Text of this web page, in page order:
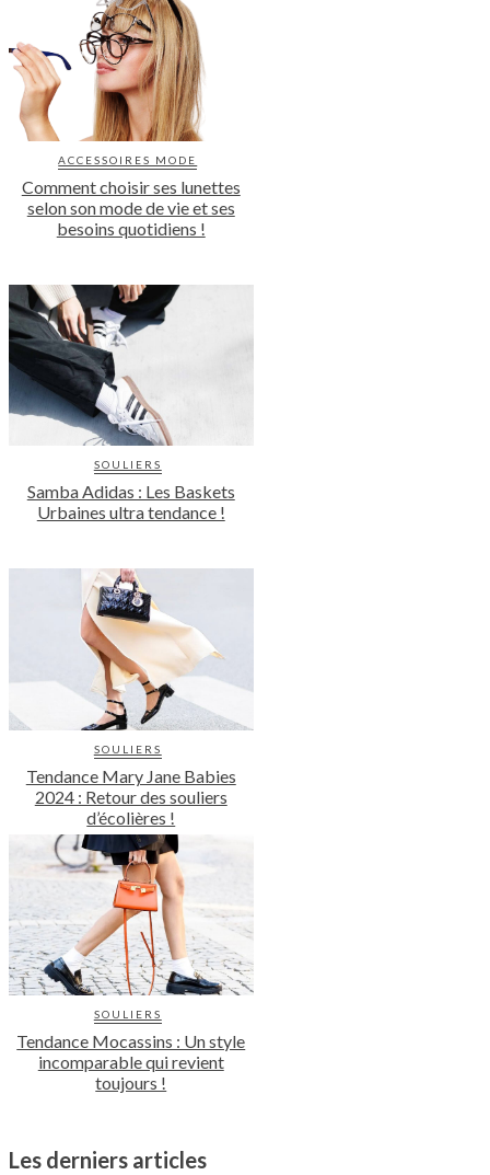
ACCESSOIRES MODE
Comment choisir ses lunettes
selon son mode de vie et ses
besoins quotidiens !
SOULIERS
Samba Adidas : Les Baskets
Urbaines ultra tendance !
SOULIERS
Tendance Mary Jane Babies
2024 : Retour des souliers
d’écolières !
SOULIERS
Tendance Mocassins : Un style
incomparable qui revient
toujours !
Les derniers articles